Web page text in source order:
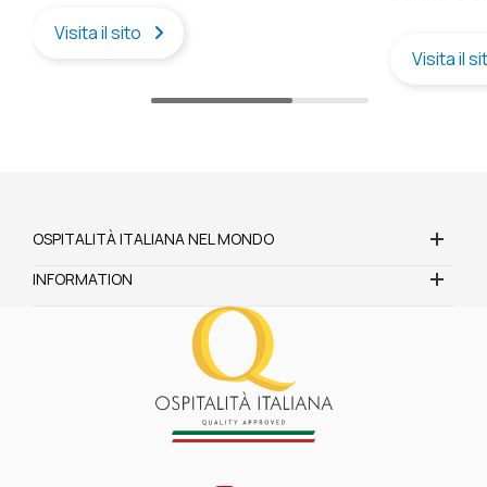
Visita il sito
Visita il
OSPITALITÀ ITALIANA NEL MONDO
INFORMATION